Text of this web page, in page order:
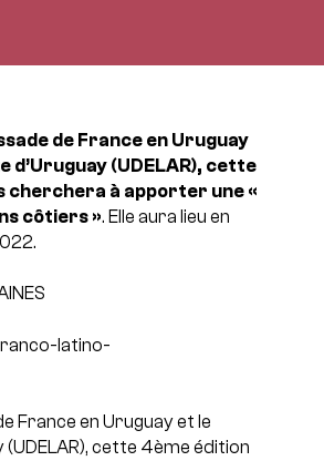
de France en Uruguay
d’Uruguay (UDELAR), cette
à apporter une «
côtiers ». Elle aura lieu en
latino-
France en Uruguay et le
(UDELAR), cette 4ème édition